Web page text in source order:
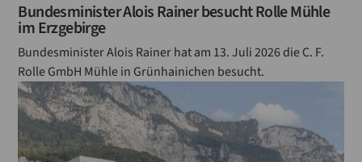
Bundesminister Alois Rainer besucht Rolle Mühle
im Erzgebirge
Bundesminister Alois Rainer hat am 13. Juli 2026 die C. F.
Rolle GmbH Mühle in Grünhainichen besucht.